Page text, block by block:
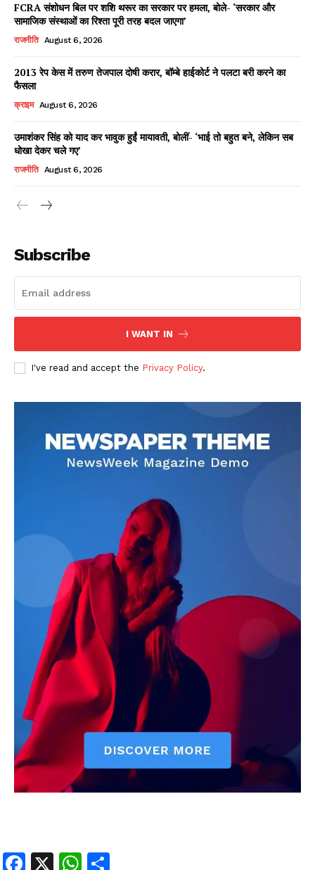
Facebook
X WhatsApp
Read Latest News on AIN
DOWNLOAD NOW
AIN NEWS 1
Contact Us
About Us
Privacy Policy
Terms of Use Agreement
Facebook
X WhatsApp
Share
FCRA संशोधन बिल पर शशि थरूर का सरकार पर हमला, बोले- ‘सरकार और
सामाजिक संस्थाओं का रिश्ता पूरी तरह बदल जाएगा’
राजनीति August 6, 2026
2013 रेप केस में तरुण तेजपाल दोषी करार, बॉम्बे हाईकोर्ट ने पलटा बरी करने का
फैसला
क्राइम August 6, 2026
उमाशंकर सिंह को याद कर भावुक हुईं मायावती, बोलीं- ‘भाई तो बहुत बने, लेकिन सब
धोखा देकर चले गए’
राजनीति August 6, 2026
Subscribe
I WANT IN
I've read and accept the Privacy Policy.